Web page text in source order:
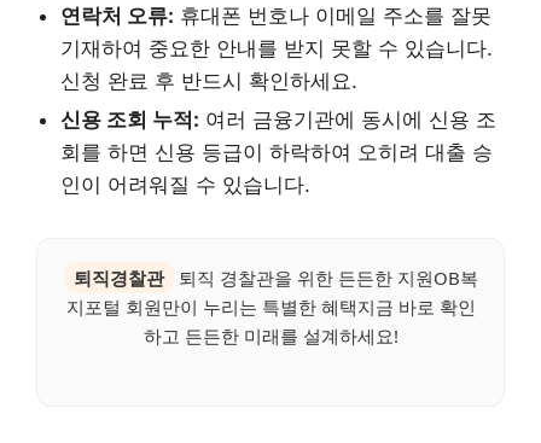
연락처 오류: 휴대폰 번호나 이메일 주소를 잘못
기재하여 중요한 안내를 받지 못할 수 있습니다.
신청 완료 후 반드시 확인하세요.
신용 조회 누적: 여러 금융기관에 동시에 신용 조
회를 하면 신용 등급이 하락하여 오히려 대출 승
인이 어려워질 수 있습니다.
퇴직경찰관
퇴직 경찰관을 위한 든든한 지원OB복
지포털 회원만이 누리는 특별한 혜택지금 바로 확인
하고 든든한 미래를 설계하세요!